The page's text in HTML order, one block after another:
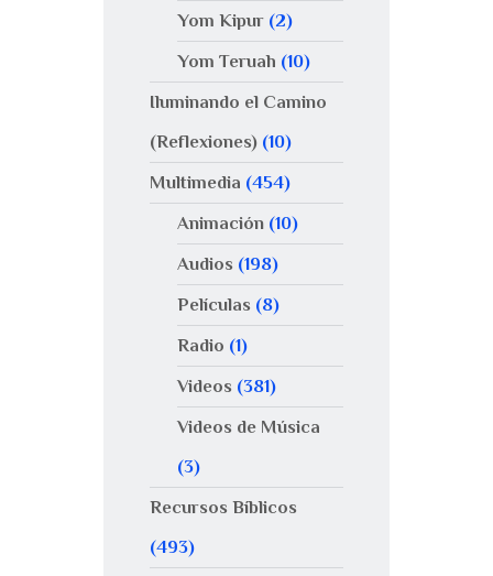
Yom Kipur(2)
Yom Teruah (10)
Iluminando el Camino
(Reflexiones) (10)
Multimedia (454)
Animación(10)
Audios (198)
Películas (8)
Radio (1)
Videos (381)
Videos de Música
(3)
Recursos Bíblicos
(493)